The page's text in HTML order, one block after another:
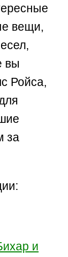
вещи,
вы
Ройса,
за
и